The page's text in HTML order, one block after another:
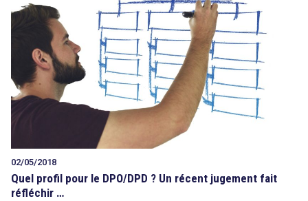
02/05/2018
Quel profil pour le DPO/DPD ? Un récent jugement fait
réfléchir …